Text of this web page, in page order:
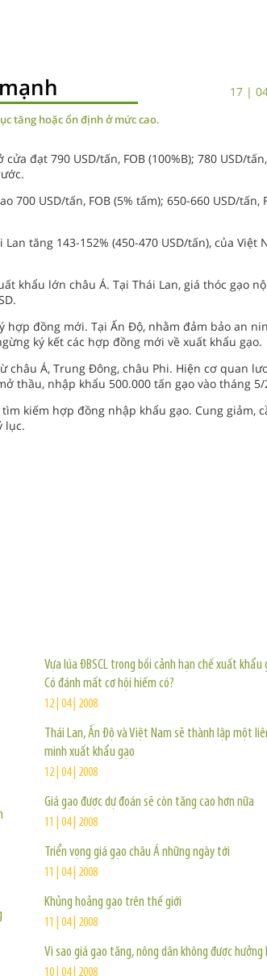
17 |
tăng hoặc ổn định ở mức cao.
đạt 790 USD/tấn, FOB (100%B); 780 USD/
USD/tấn, FOB (5% tấm); 650-660 USD/tấn,
tăng 143-152% (450-470 USD/tấn), của Việt
khẩu lớn châu Á. Tại Thái Lan, giá thóc gạo
hợp đồng mới. Tại Ấn Độ, nhằm đảm bảo an
ký kết các hợp đồng mới về xuất khẩu gạo.
châu Á, Trung Đông, châu Phi. Hiện cơ quan
thầu, nhập khẩu 500.000 tấn gạo vào tháng 5/
kiếm hợp đồng nhập khẩu gạo. Cung giảm,
lục.
Vựa lúa ĐBSCL trong bối cảnh hạn chế xuất khẩu
Có đánh mất cơ hội hiếm có?
12 | 04 | 2008
Thái Lan, Ấn Độ và Việt Nam sẽ thành lập một
minh xuất khẩu gạo
12 | 04 | 2008
Giá gạo được dự đoán sẽ còn tăng cao hơn nữa
11 | 04 | 2008
Triển vọng giá gạo châu Á những ngày tới
11 | 04 | 2008
Khủng hoảng gạo trên thế giới
11 | 04 | 2008
Vì sao giá gạo tăng, nông dân không được hưởng
10 | 04 | 2008